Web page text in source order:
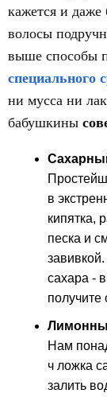
кажется и
волосы
выше способы
специального
ни мусса ни
бабушкины
в
кипятка,
песка и
сахара -
получите
Нам
ч ложка
залить